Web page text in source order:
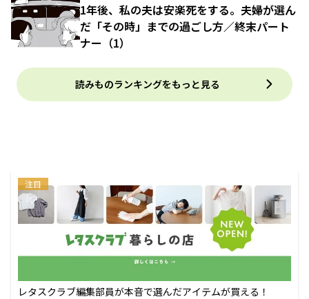
1年後、私の夫は安楽死をする。夫婦が選ん
だ「その時」までの過ごし方／終末パート
ナー（1）
読みものランキングをもっと見る
注目
レタスクラブ編集部員が本音で選んだアイテムが買える！